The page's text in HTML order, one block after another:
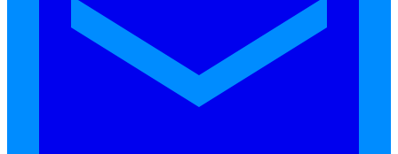
บริการรับทำเงินเดือน
FollowHuman Soft